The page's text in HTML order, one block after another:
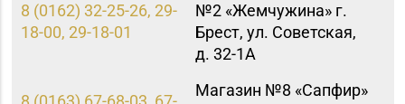
8 (0162) 32-25-26, 29-
18-00, 29-18-01
№2 «Жемчужина» г.
Брест, ул. Советская,
д. 32-1А
Магазин №8 «Сапфир»